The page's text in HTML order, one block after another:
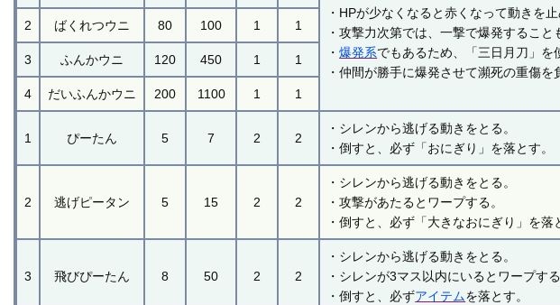
・HPが少なくなると赤くなって動きを
・攻撃力次第では、一撃で爆発すること
・爆発系でもあるため、「三日月刀」を
・仲間が勝手に爆発させて瀕死の重傷を
2 ばくれつウニ 80 100 1 1
3 ふんかウニ 120 450 1 1
4 だいふんかウニ 200 1100 1 1
1 ぴーたん 5 7 2 2
・シレンから逃げる動きをとる。
・倒すと、必ず「おにぎり」を落とす。
2 逃げピータン 5 15 2 2
・シレンから逃げる動きをとる。
・攻撃があたるとワープする。
・倒すと、必ず「大きなおにぎり」を落
3 飛びぴーたん 8 50 2 2
・シレンから逃げる動きをとる。
・シレンが3マス以内にいるとワープする
・倒すと、必ずアイテムを落とす。